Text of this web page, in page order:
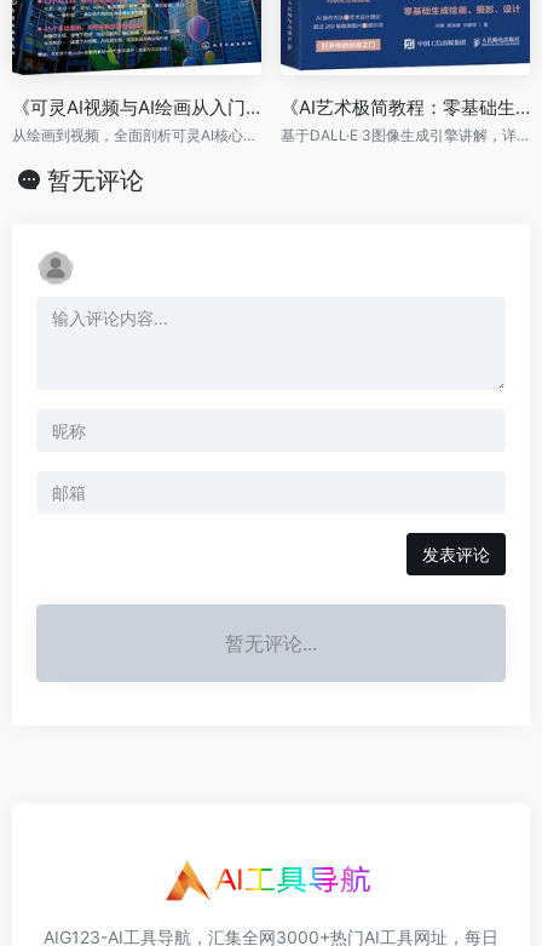
《可灵AI视频与AI绘画从入门到精通》
从绘画到视频，全面剖析可灵AI核心功能，手把手教你使用可灵AI！
《AI艺术极简教程：零基础生成绘画、摄影、设计》
基于DALL·E 3图像生成引擎讲解，详解提示词写法和图像生成技巧
暂无评论
发表评论
暂无评论...
AIG123-AI工具导航，汇集全网3000+热门AI工具网址，每日